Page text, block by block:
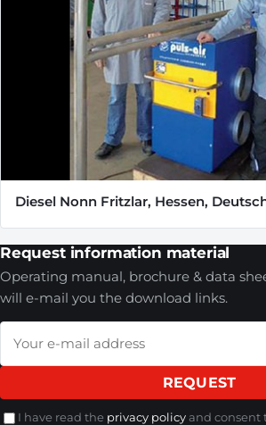
Diesel Nonn Fritzlar, Hessen,
Request information material
Operating manual, brochure & data
will e-mail you the download links.
REQUEST
I have read the privacy policy and consent